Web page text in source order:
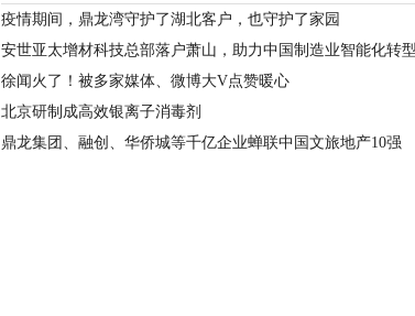
疫情期间，鼎龙湾守护了湖北客户，也守护了家园
安世亚太增材科技总部落户萧山，助力中国制造业智能化转型
徐闻火了！被多家媒体、微博大V点赞暖心
北京研制成高效银离子消毒剂
鼎龙集团、融创、华侨城等千亿企业蝉联中国文旅地产10强